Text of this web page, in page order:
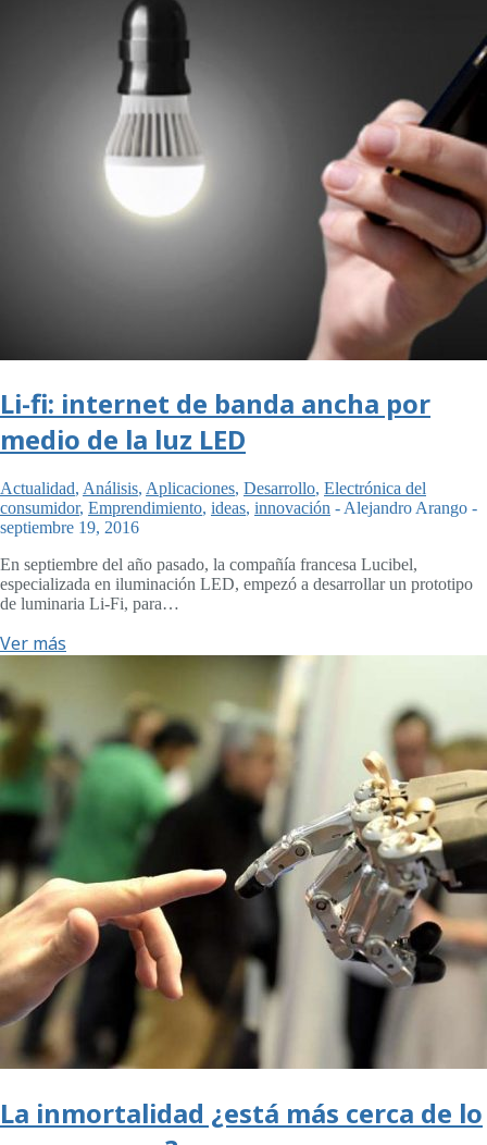
Li-fi: internet de banda ancha por
medio de la luz LED
Actualidad, Análisis, Aplicaciones, Desarrollo, Electrónica del
consumidor, Emprendimiento, ideas, innovación - Alejandro Arango -
septiembre 19, 2016
En septiembre del año pasado, la compañía francesa Lucibel,
especializada en iluminación LED, empezó a desarrollar un prototipo
de luminaria Li-Fi, para…
Ver más
La inmortalidad ¿está más cerca de lo